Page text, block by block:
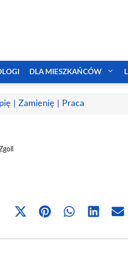
DLA MIESZKAŃCÓW
| Zamienię | Praca
Share
(Twitter)
Share Share Share